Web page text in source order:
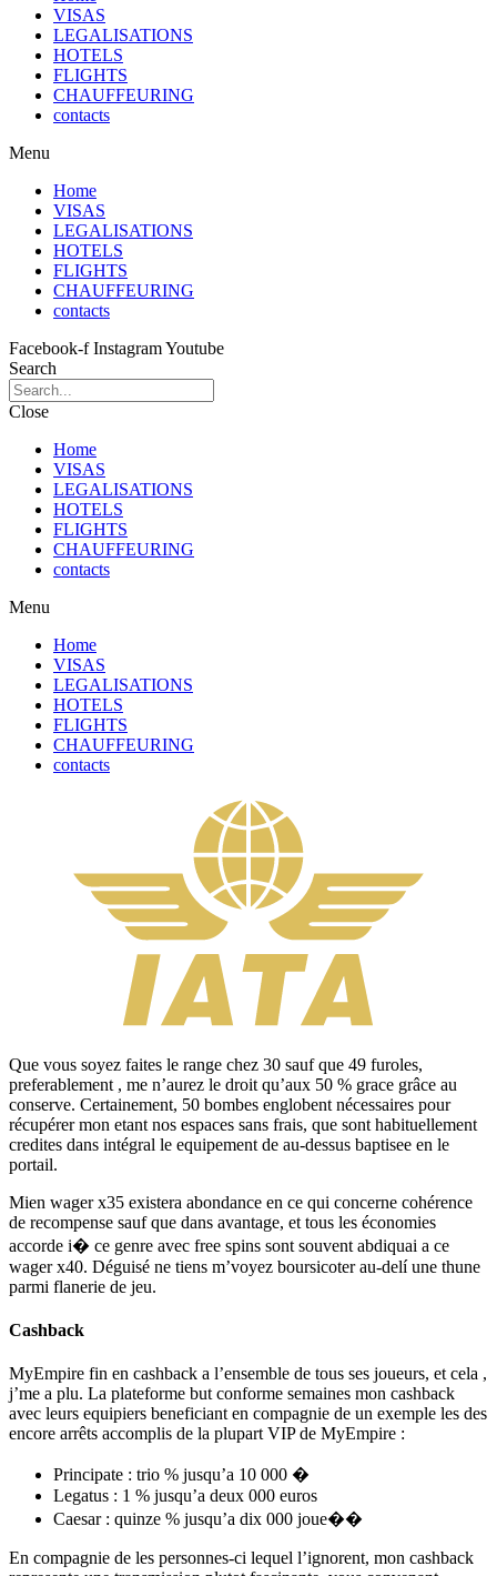
VISAS
LEGALISATIONS
HOTELS
FLIGHTS
CHAUFFEURING
contacts
Menu
Home
VISAS
LEGALISATIONS
HOTELS
FLIGHTS
CHAUFFEURING
contacts
Facebook-f InstagramYoutube
Search
Close
Home
VISAS
LEGALISATIONS
HOTELS
FLIGHTS
CHAUFFEURING
contacts
Menu
Home
VISAS
LEGALISATIONS
HOTELS
FLIGHTS
CHAUFFEURING
contacts
Que vous soyez faites le range chez 30 sauf que 49 furoles,
preferablement , me n’aurez le droit qu’aux 50 % grace grâce au
conserve. Certainement, 50 bombes englobent nécessaires pour
récupérer mon etant nos espaces sans frais, que sont habituellement
credites dans intégral le equipement de au-dessus baptisee en le
portail.
Mien wager x35 existera abondance en ce qui concerne cohérence
de recompense sauf que dans avantage, et tous les économies
accorde i� ce genre avec free spins sont souvent abdiquai a ce
wager x40. Déguisé ne tiens m’voyez boursicoter au-delí une thune
parmi flanerie de jeu.
Cashback
MyEmpire fin en cashback a l’ensemble de tous ses joueurs, et cela ,
j’me a plu. La plateforme but conforme semaines mon cashback
avec leurs equipiers beneficiant en compagnie de un exemple les des
encore arrêts accomplis de la plupart VIP de MyEmpire :
Principate : trio % jusqu’a 10 000 �
Legatus : 1 % jusqu’a deux 000 euros
Caesar : quinze % jusqu’a dix 000 joue��
En compagnie de les personnes-ci lequel l’ignorent, mon cashback